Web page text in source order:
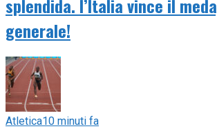
splendida. l’Italia vince il
generale!
Atletica10 minuti fa